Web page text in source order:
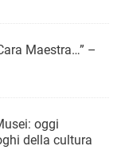
Maestra…” –
oggi
della cultura